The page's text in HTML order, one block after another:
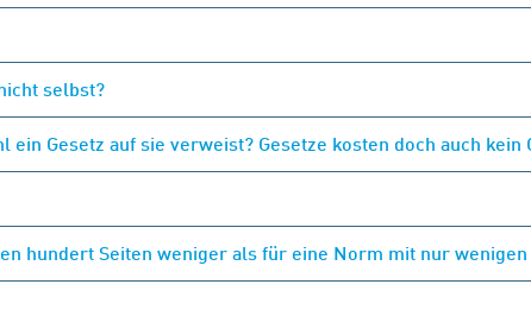
selbst?
Gesetz auf sie verweist? Gesetze kosten doch auch kein
hundert Seiten weniger als für eine Norm mit nur wenigen